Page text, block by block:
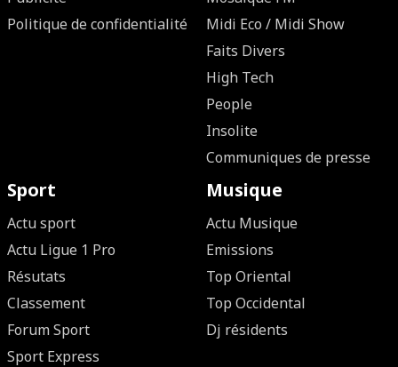
Politique de confidentialité
Midi Eco / Midi Show
Faits Divers
High Tech
People
Insolite
Communiques de presse
Sport
Actu sport
Actu Ligue 1 Pro
Résutats
Classement
Forum Sport
Sport Express
Musique
Actu Musique
Emissions
Top Oriental
Top Occidental
Dj résidents